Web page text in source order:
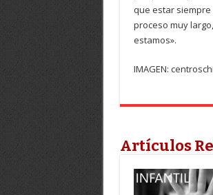
que estar
proceso muy
estamos».
IMAGEN:
Artículos